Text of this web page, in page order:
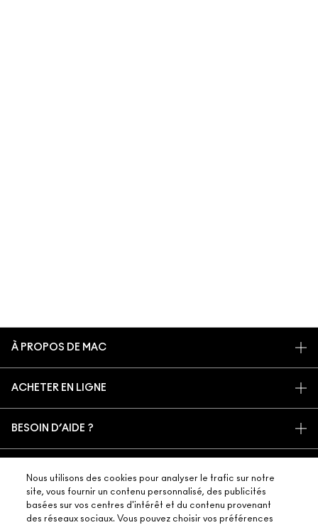
À PROPOS DE MAC
NOS MAQUILLEURS
BEAUTÉ CONSCIENTE
RECRUTEMENT
ADHÉSION MAC PRO
TESTS SUR LES ANIMAUX
ACHETER EN LIGNE
S’ABONNER AUX E-MAILS
CARTE CADEAU
BESOIN D’AIDE ?
FAQ
RETOURS ET ÉCHANGES
LIVRAISON
TROUVER UNE BOUTIQUE
SERVICES DE MAQUILLAGE
TERMES ET CONDITIONS
Nous utilisons des cookies pour analyser le trafic sur notre
site, vous fournir un contenu personnalisé, des publicités
basées sur vos centres d'intérêt et du contenu provenant
des réseaux sociaux. Vous pouvez choisir vos préférences